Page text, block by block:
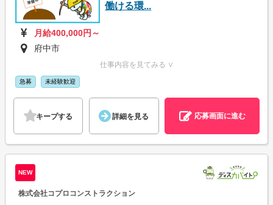
働ける環...
月給400,000円～
府中市
仕事内容を見てみる ∨
急募 未経験歓迎
キープする 詳細を見る 応募画面に進む
NEW
株式会社コプロコンストラクション